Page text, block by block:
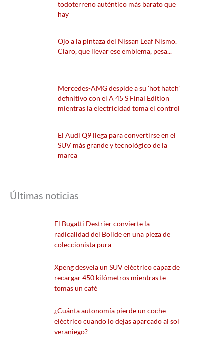
todoterreno auténtico más barato que
hay
Ojo a la pintaza del Nissan Leaf Nismo.
Claro, que llevar ese emblema, pesa...
Mercedes-AMG despide a su 'hot hatch'
definitivo con el A 45 S Final Edition
mientras la electricidad toma el control
El Audi Q9 llega para convertirse en el
SUV más grande y tecnológico de la
marca
Últimas noticias
El Bugatti Destrier convierte la
radicalidad del Bolide en una pieza de
coleccionista pura
Xpeng desvela un SUV eléctrico capaz de
recargar 450 kilómetros mientras te
tomas un café
¿Cuánta autonomía pierde un coche
eléctrico cuando lo dejas aparcado al sol
veraniego?